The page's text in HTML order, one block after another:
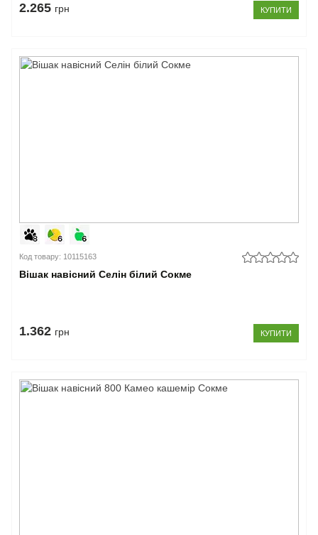
2.265 грн КУПИТИ
Код товару: 10115163
Вішак навісний Селін білий Сокме
1.362 грн КУПИТИ